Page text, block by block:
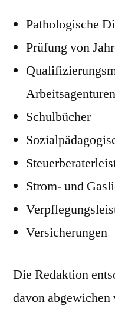
Pathologische
Prüfung von
Arbeitsagenturen
Schulbücher
Strom- und
Versicherungen
Die Redaktion
davon abgewichen